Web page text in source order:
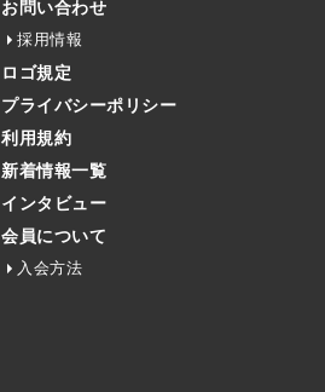
お問い合わせ
採用情報
ロゴ規定
プライバシーポリシー
利用規約
新着情報一覧
インタビュー
会員について
入会方法